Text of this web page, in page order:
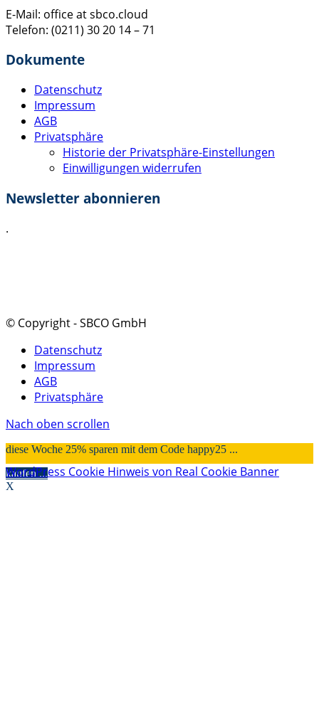
E-Mail: office at sbco.cloud
Telefon: (0211) 30 20 14 – 71
Dokumente
Datenschutz
Impressum
AGB
Privatsphäre
Historie der Privatsphäre-Einstellungen
Einwilligungen widerrufen
Newsletter abonnieren
.
© Copyright - SBCO GmbH
Datenschutz
Impressum
AGB
Privatsphäre
Nach oben scrollen
diese Woche 25% sparen mit dem Code happy25 ...
kaufen ...
X
WordPress Cookie Hinweis von Real Cookie Banner